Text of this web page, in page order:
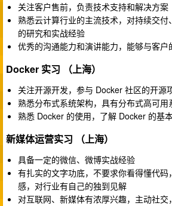
关注客户售前，负责技术支持和解决方案
熟悉云计算行业的主流技术，对持续交
的研究和实战经验
优秀的沟通能力和演讲能力，能够与客
Docker 实习 （上海）
关注开源开发，参与 Docker 社区的开源
熟悉分布式系统架构，具有分布式高可用
熟悉 Docker 的使用，了解 Docker 的基
新媒体运营实习 （上海）
具备一定的微信、微博实战经验
有扎实的文字功底，不要求你看得懂代
感，对行业有自己的独到见解
对互联网、新媒体有浓厚兴趣，主动社交